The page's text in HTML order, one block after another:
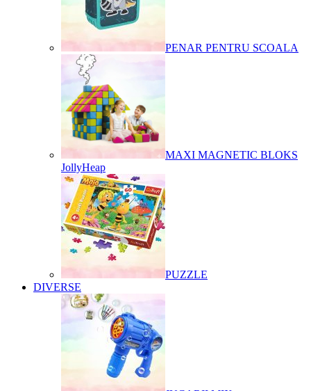
PENAR PENTRU SCOALA
MAXI MAGNETIC BLOKS
JollyHeap
PUZZLE
DIVERSE